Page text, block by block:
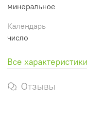
минеральное
Календарь
число
Все характеристики
Отзывы